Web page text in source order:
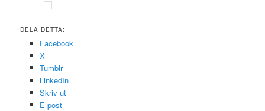
DELA DETTA:
Facebook
X
Tumblr
LinkedIn
Skriv ut
E-post